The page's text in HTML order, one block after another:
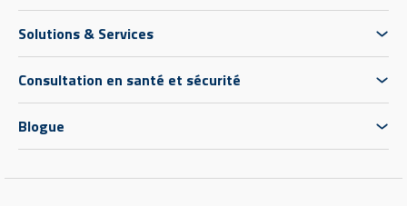
Solutions & Services
Consultation en santé et sécurité
Blogue